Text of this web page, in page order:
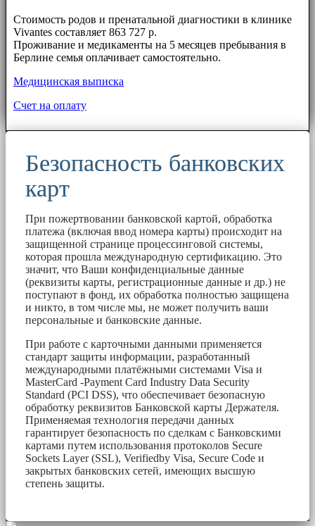
Стоимость родов и пренатальной диагностики в клинике
Vivantes составляет 863 727 р.
Проживание и медикаменты на 5 месяцев пребывания в
Берлине семья оплачивает самостоятельно.
Медицинская выписка
Счет на оплату
Безопасность банковских
карт
При пожертвовании банковской картой, обработка
платежа (включая ввод номера карты) происходит на
защищенной странице процессинговой системы,
которая прошла международную сертификацию. Это
значит, что Ваши конфиденциальные данные
(реквизиты карты, регистрационные данные и др.) не
поступают в фонд, их обработка полностью защищена
и никто, в том числе мы, не может получить ваши
персональные и банковские данные.
При работе с карточными данными применяется
стандарт защиты информации, разработанный
международными платёжными системами Visa и
MasterCard -Payment Card Industry Data Security
Standard (PCI DSS), что обеспечивает безопасную
обработку реквизитов Банковской карты Держателя.
Применяемая технология передачи данных
гарантирует безопасность по сделкам с Банковскими
картами путем использования протоколов Secure
Sockets Layer (SSL), Verifiedby Visa, Secure Code и
закрытых банковских сетей, имеющих высшую
степень защиты.